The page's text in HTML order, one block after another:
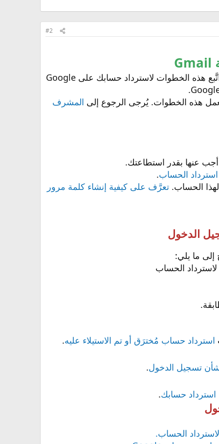
#2
إذا نسيت كلمة مرورك أو اسم المستخدم أو كنت لا تتمكن من الحصول على رموز التحقُّق، اتَّبع هذه الخطوات لاسترداد حسابك على Google
هذه الخطوات. يُرجى الرجوع إلى المشرف
عنها بقدر استطاعتك.
الحساب.
لهذا الحساب.تعرَّف على كيفية إنشاء كلمة مرور
الدخول
إلى ما يلي:
لاسترداد الحساب
استرداد حساب مُخترَق أو تم الاستيلاء عليه.
تسجيل الدخول.
استرداد حسابك.
الحساب.